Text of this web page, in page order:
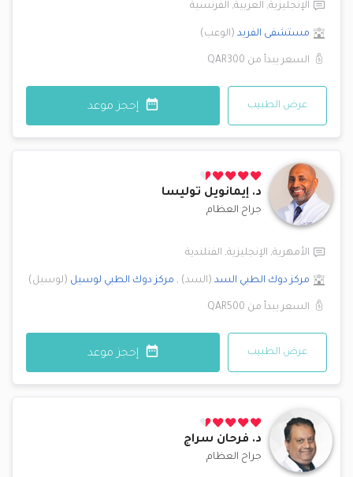
الإنجليزية, العربية, الفرنسية
مستشفى الفريد (الوعب)
السعر يبدأ من QAR300
عرض الطبيب إحجز موعد
د. إيمانويل توليسا
جراح العظام
الأمهرية, الإنجليزية, الفنلندية
مركز دوك الطبي السد (السد)
, مركز دوك الطبي لوسيل (لوسيل)
السعر يبدأ من QAR500
عرض الطبيب إحجز موعد
د. فرحان سراج
جراح العظام